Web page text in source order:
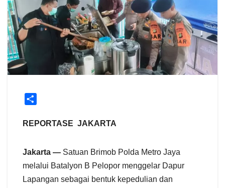
a
REPORTASE JAKARTA
Jakarta — Satuan Brimob Polda Metro Jaya
melalui Batalyon B Pelopor menggelar Dapur
Lapangan sebagai bentuk kepedulian dan